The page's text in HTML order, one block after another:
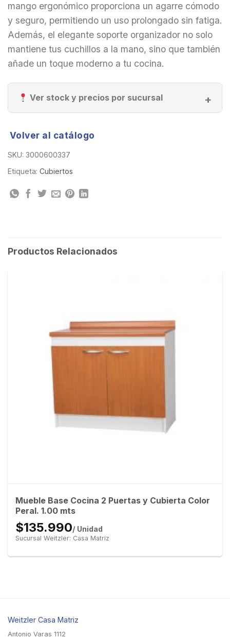
mango ergonómico proporciona un agarre cómodo
y seguro, permitiendo un uso prolongado sin fatiga.
Además, el elegante soporte organizador no solo
mantiene tus cuchillos a la mano, sino que también
añade un toque moderno a tu cocina.
Ver stock y precios por sucursal
Volver al catálogo
SKU: 3000600337
Etiqueta: Cubiertos
Productos Relacionados
Mueble Base Cocina 2 Puertas y Cubierta Color
Peral. 1.00 mts
$135.990/ Unidad
Sucursal Weitzler: Casa Matriz
Weitzler Casa Matriz
Antonio Varas 1112